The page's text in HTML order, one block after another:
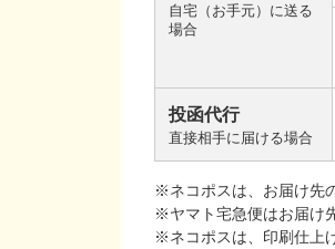
自宅（お手元）に送る
場合
投函代行
直接相手に届ける場合
※ネコポスは、お届け先
※ヤマト宅急便はお届け
※ネコポスは、印刷仕上